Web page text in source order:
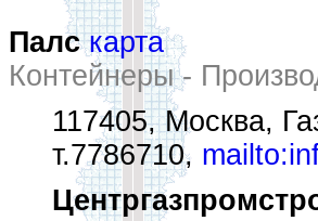
Палс карта
Контейнеры -
117405, Москва,
т.7786710,